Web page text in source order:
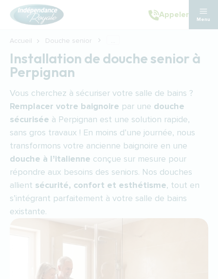
Aller au contenu principal
Appeler
Menu
Accueil Douche senior ...
Installation de douche senior à
Perpignan
Vous cherchez à sécuriser votre salle de bains ?
Remplacer votre baignoire par une douche
sécurisée à Perpignan est une solution rapide,
sans gros travaux ! En moins d’une journée, nous
transformons votre ancienne baignoire en une
douche à l’italienne conçue sur mesure pour
répondre aux besoins des seniors. Nos douches
allient sécurité, confort et esthétisme, tout en
s’intégrant parfaitement à votre salle de bains
existante.